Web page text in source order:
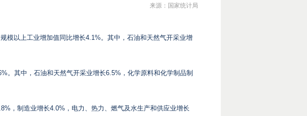
来源：国家统计局
模以上工业增加值同比增长4.1%。其中，石油和天然气开采业增
。其中，石油和天然气开采业增长6.5%，化学原料和化学制品制
，制造业增长4.0%，电力、热力、燃气及水生产和供应业增长